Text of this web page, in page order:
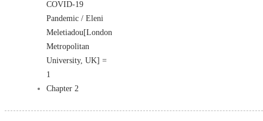
COVID-19
Pandemic / Eleni
Meletiadou[London
Metropolitan
University, UK] =
1
Chapter 2